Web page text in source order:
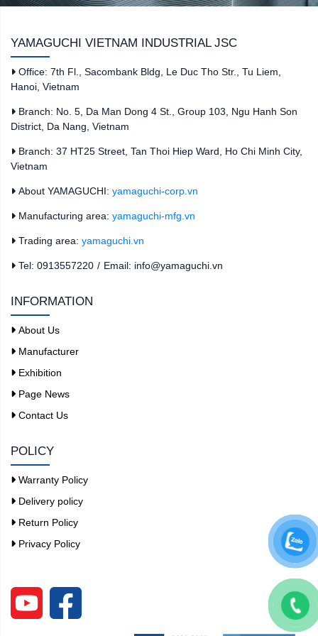
YAMAGUCHI VIETNAM INDUSTRIAL JSC
Office: 7th Fl., Sacombank Bldg, Le Duc Tho Str., Tu Liem,
Hanoi, Vietnam
Branch: No. 5, Da Man Dong 4 St., Group 103, Ngu Hanh Son
District, Da Nang, Vietnam
Branch: 37 HT25 Street, Tan Thoi Hiep Ward, Ho Chi Minh City,
Vietnam
About YAMAGUCHI: yamaguchi-corp.vn
Manufacturing area: yamaguchi-mfg.vn
Trading area: yamaguchi.vn
Tel: 0913557220 / Email: info@yamaguchi.vn
INFORMATION
About Us
Manufacturer
Exhibition
Page News
Contact Us
POLICY
Warranty Policy
Delivery policy
Return Policy
Privacy Policy